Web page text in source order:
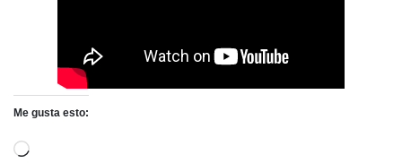
Me gusta esto:
Cargando...